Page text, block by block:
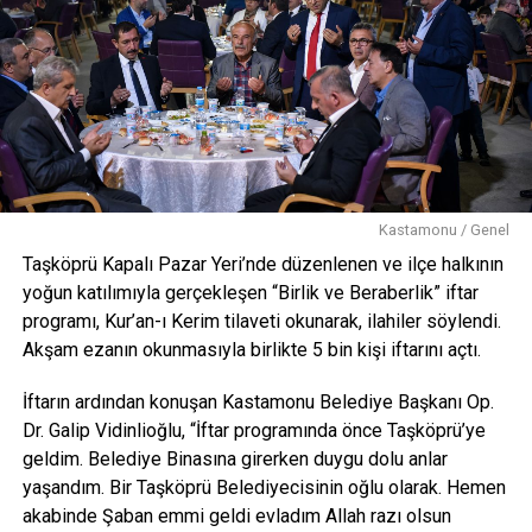
Kastamonu / Genel
Taşköprü Kapalı Pazar Yeri’nde düzenlenen ve ilçe halkının
yoğun katılımıyla gerçekleşen “Birlik ve Beraberlik” iftar
programı, Kur’an-ı Kerim tilaveti okunarak, ilahiler söylendi.
Akşam ezanın okunmasıyla birlikte 5 bin kişi iftarını açtı.
İftarın ardından konuşan Kastamonu Belediye Başkanı Op.
Dr. Galip Vidinlioğlu, “İftar programında önce Taşköprü’ye
geldim. Belediye Binasına girerken duygu dolu anlar
yaşandım. Bir Taşköprü Belediyecisinin oğlu olarak. Hemen
akabinde Şaban emmi geldi evladım Allah razı olsun